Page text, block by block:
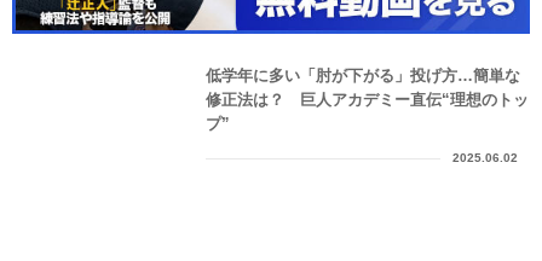
低学年に多い「肘が下がる」投げ方…簡単な
修正法は？ 巨人アカデミー直伝“理想のトッ
プ”
2025.06.02